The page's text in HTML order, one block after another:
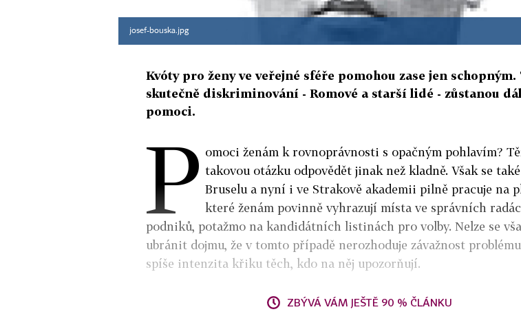
josef-bouska.jpg
Kvóty pro ženy ve veřejné sféře pomohou zase jen schopným.
skutečně diskriminování - Romové a starší lidé - zůstanou
pomoci.
P omoci ženám k rovnoprávnosti s opačným pohlavím?
takovou otázku odpovědět jinak než kladně. Však se
Bruselu a nyní i ve Strakově akademii pilně pracuje na
které ženám povinně vyhrazují místa ve správních
podniků, potažmo na kandidátních listinách pro volby. Nelze se
ubránit dojmu, že v tomto případě nerozhoduje závažnost
spíše intenzita křiku těch, kdo na něj upozorňují.
ZBÝVÁ VÁM JEŠTĚ 90 % ČLÁNKU